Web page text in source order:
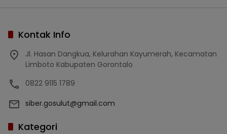
Kontak Info
Jl. Hasan Dangkua, Kelurahan Kayumerah, Kecamatan
Limboto Kabupaten Gorontalo
0822 9115 1789
siber.gosulut@gmail.com
Kategori